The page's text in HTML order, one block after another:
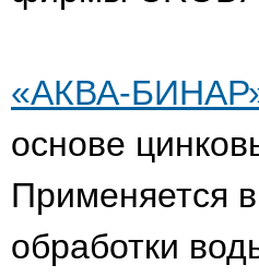
«АКВА-
основе
Применяется
обработки